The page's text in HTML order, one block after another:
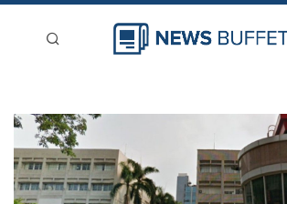
新聞稿分類
登入
刊登